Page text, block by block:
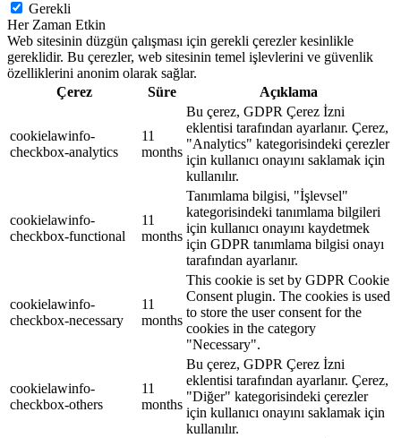
Gerekli
Her Zaman Etkin
Web sitesinin düzgün çalışması için gerekli çerezler kesinlikle
gereklidir. Bu çerezler, web sitesinin temel işlevlerini ve güvenlik
özelliklerini anonim olarak sağlar.
Çerez
Süre Açıklama
cookielawinfo-
checkbox-analytics
11
months
Bu çerez, GDPR Çerez İzni
eklentisi tarafından ayarlanır. Çerez,
"Analytics" kategorisindeki çerezler
için kullanıcı onayını saklamak için
kullanılır.
cookielawinfo-
checkbox-functional
11
months
Tanımlama bilgisi, "İşlevsel"
kategorisindeki tanımlama bilgileri
için kullanıcı onayını kaydetmek
için GDPR tanımlama bilgisi onayı
tarafından ayarlanır.
cookielawinfo-
checkbox-necessary
11
months
This cookie is set by GDPR Cookie
Consent plugin. The cookies is used
to store the user consent for the
cookies in the category
"Necessary".
cookielawinfo-
checkbox-others
11
months
Bu çerez, GDPR Çerez İzni
eklentisi tarafından ayarlanır. Çerez,
"Diğer" kategorisindeki çerezler
için kullanıcı onayını saklamak için
kullanılır.